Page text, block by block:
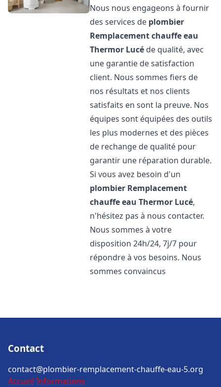
Nous nous engageons à fournir
des services de plombier
Remplacement chauffe eau
Thermor Lucé de qualité, avec
une garantie de satisfaction
client. Nous sommes fiers de
nos résultats et nos clients
satisfaits en sont la preuve. Nos
équipes sont équipées des outils
les plus modernes et des pièces
de rechange de qualité pour
garantir une réparation durable.
Si vous avez besoin d'un
plombier Remplacement
chauffe eau Thermor Lucé,
n'hésitez pas à nous contacter.
Nous sommes à votre
disposition 24h/24, 7j/7 pour
répondre à vos besoins. Nous
sommes convaincus
Contact
contact@plombier-remplacement-chauffe-eau-5.org
Accueil Informations